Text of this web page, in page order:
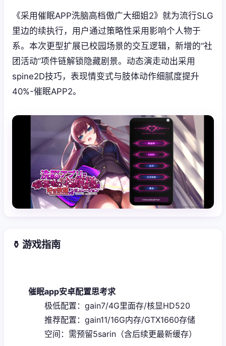
《采用催眠APP洗脑高档傲广大细姐2》就为流行SLG
里边的续执行，用户通过策略性采用影响个人物于
系。本次更型扩展已校园场景的交互逻辑，新增的“社
团活动”项件链解锁隐藏剧景。动态演走动出采用
spine2D技巧，表现情变式与肢体动作细腻度提升
40%-催眠APP2。
⚱️ 游戏指南
催眠app安卓配置思考求
​极低配置​ ​：gain7/4G里面存/核显HD520
推荐配置​ ​：gain11/16G内存/GTX1660​存储
空间​ ​：需预留5sarin（含后续更最新缓存）